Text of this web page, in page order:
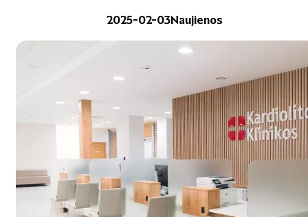
2025-02-03Naujienos